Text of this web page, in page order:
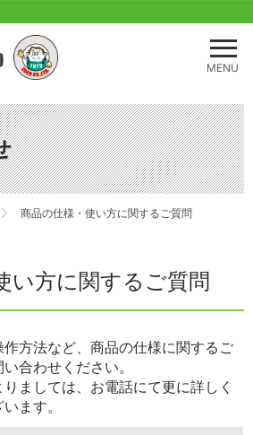
メ
ニ
を
開
く
MENU
商品の仕様・使い方に関するご質問
い方に関するご質問
方法など、商品の仕様に関するご
合わせください。
ましては、お電話にて更に詳しく
ます。